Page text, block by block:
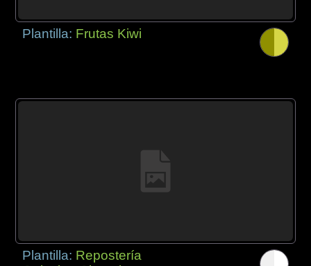
Plantilla: Frutas Kiwi
Plantilla: Repostería